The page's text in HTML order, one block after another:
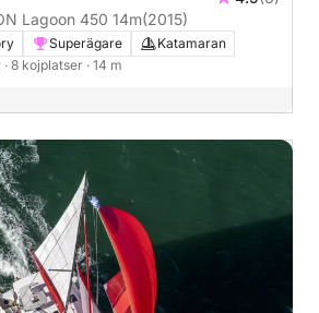
Lagoon 450 14m(2015)
Superägare
Katamaran
· 8 kojplatser · 14 m